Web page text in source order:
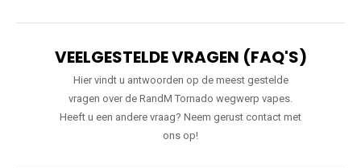
VEELGESTELDE VRAGEN (FAQ'S)
Hier vindt u antwoorden op de meest gestelde
vragen over de RandM Tornado wegwerp vapes.
Heeft u een andere vraag? Neem gerust contact met
ons op!